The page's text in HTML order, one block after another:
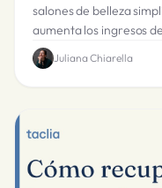
salones de belleza
aumenta los ingresos
Juliana Chiarella